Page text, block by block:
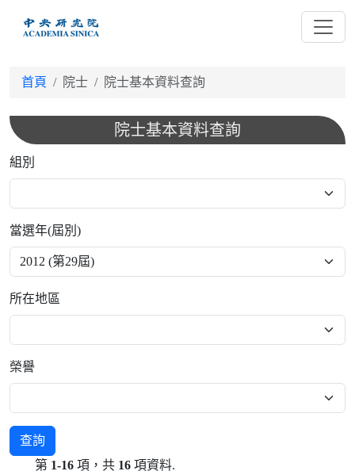
首頁 院士 院士基本資料查詢
院士基本資料查詢
組別
當選年(屆別)
所在地區
榮譽
查詢
第 1-16 項，共 16 項資料.